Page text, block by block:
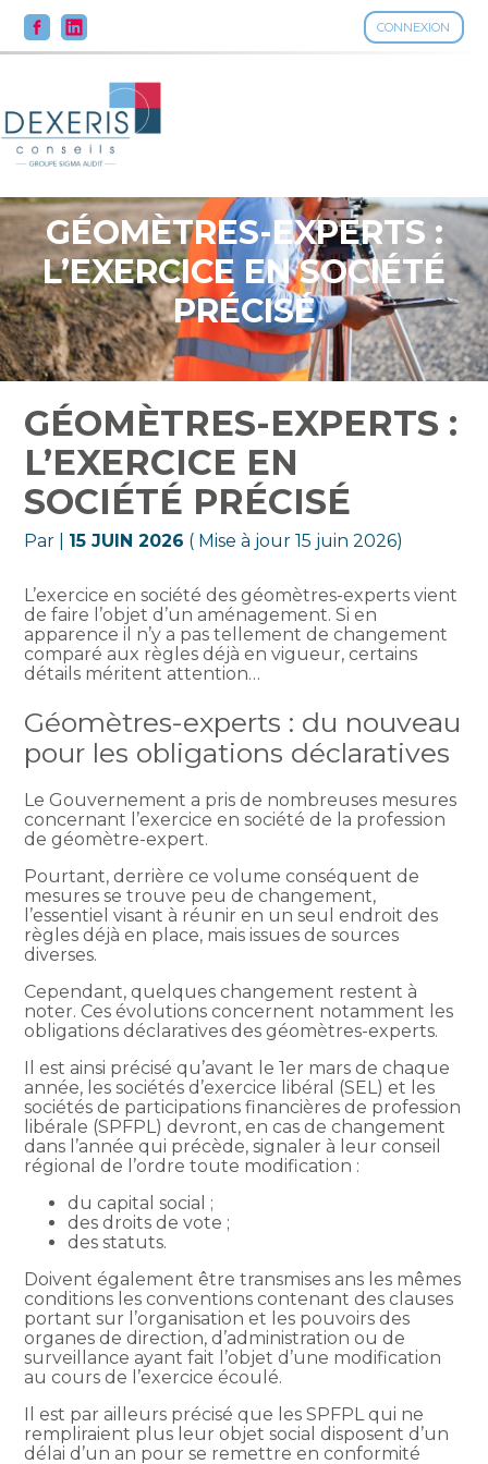
CONNEXION
Aller
au
contenu
GÉOMÈTRES-EXPERTS :
L’EXERCICE EN SOCIÉTÉ
PRÉCISÉ
GÉOMÈTRES-EXPERTS :
L’EXERCICE EN
SOCIÉTÉ PRÉCISÉ
Par 15 JUIN 2026 ( Mise à jour 15 juin 2026)
L’exercice en société des géomètres-experts vient
de faire l’objet d’un aménagement. Si en
apparence il n’y a pas tellement de changement
comparé aux règles déjà en vigueur, certains
détails méritent attention…
Géomètres-experts : du nouveau
pour les obligations déclaratives
Le Gouvernement a pris de nombreuses mesures
concernant l’exercice en société de la profession
de géomètre-expert.
Pourtant, derrière ce volume conséquent de
mesures se trouve peu de changement,
l’essentiel visant à réunir en un seul endroit des
règles déjà en place, mais issues de sources
diverses.
Cependant, quelques changement restent à
noter. Ces évolutions concernent notamment les
obligations déclaratives des géomètres-experts.
Il est ainsi précisé qu’avant le 1er mars de chaque
année, les sociétés d’exercice libéral (SEL) et les
sociétés de participations financières de profession
libérale (SPFPL) devront, en cas de changement
dans l’année qui précède, signaler à leur conseil
régional de l’ordre toute modification :
du capital social ;
des droits de vote ;
des statuts.
Doivent également être transmises ans les mêmes
conditions les conventions contenant des clauses
portant sur l’organisation et les pouvoirs des
organes de direction, d’administration ou de
surveillance ayant fait l’objet d’une modification
au cours de l’exercice écoulé.
Il est par ailleurs précisé que les SPFPL qui ne
rempliraient plus leur objet social disposent d’un
délai d’un an pour se remettre en conformité